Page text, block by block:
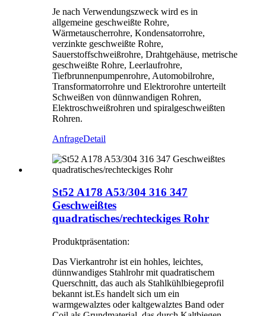
Je nach Verwendungszweck wird es in
allgemeine geschweißte Rohre,
Wärmetauscherrohre, Kondensatorrohre,
verzinkte geschweißte Rohre,
Sauerstoffschweißrohre, Drahtgehäuse, metrische
geschweißte Rohre, Leerlaufrohre,
Tiefbrunnenpumpenrohre, Automobilrohre,
Transformatorrohre und Elektrorohre unterteilt
Schweißen von dünnwandigen Rohren,
Elektroschweißrohren und spiralgeschweißten
Rohren.
AnfrageDetail
St52 A178 A53/304 316 347
Geschweißtes
quadratisches/rechteckiges Rohr
Produktpräsentation:
Das Vierkantrohr ist ein hohles, leichtes,
dünnwandiges Stahlrohr mit quadratischem
Querschnitt, das auch als Stahlkühlbiegeprofil
bekannt ist.Es handelt sich um ein
warmgewalztes oder kaltgewalztes Band oder